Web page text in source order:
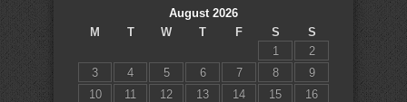
August 2026
M
T W T F S
S
1
2
3
4 5 6 7 8
9
10
11 12 13 14 15
16